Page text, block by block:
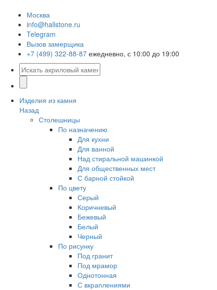
Москва
info@hallstone.ru
Telegram
Вызов замерщика
+7 (499) 322-88-87 ежедневно, с 10:00 до 19:00
Изделия из камня
Назад
Столешницы
По назначению
Для кухни
Для ванной
Над стиральной машинкой
Для общественных мест
С барной стойкой
По цвету
Серый
Коричневый
Бежевый
Белый
Черный
По рисунку
Под гранит
Под мрамор
Однотонная
С вкраплениями